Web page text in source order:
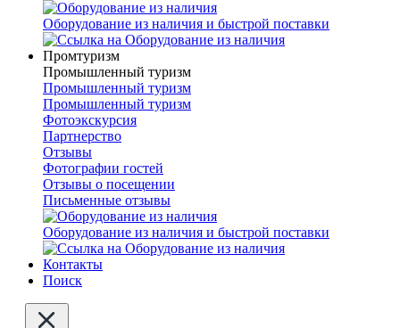
Оборудование из наличия и быстрой поставки
Промтуризм
Промышленный туризм
Промышленный туризм
Промышленный туризм
Фотоэкскурсия
Партнерство
Отзывы
Фотографии гостей
Отзывы о посещении
Письменные отзывы
Оборудование из наличия и быстрой поставки
Контакты
Поиск